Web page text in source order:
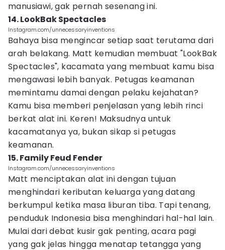
manusiawi, gak pernah sesenang ini.
14. LookBak Spectacles
Instagram.com/unnecessaryinventions
Bahaya bisa mengincar setiap saat terutama dari
arah belakang. Matt kemudian membuat "LookBak
Spectacles", kacamata yang membuat kamu bisa
mengawasi lebih banyak. Petugas keamanan
memintamu damai dengan pelaku kejahatan?
Kamu bisa memberi penjelasan yang lebih rinci
berkat alat ini. Keren! Maksudnya untuk
kacamatanya ya, bukan sikap si petugas
keamanan.
15. Family Feud Fender
Instagram.com/unnecessaryinventions
Matt menciptakan alat ini dengan tujuan
menghindari keributan keluarga yang datang
berkumpul ketika masa liburan tiba. Tapi tenang,
penduduk Indonesia bisa menghindari hal-hal lain.
Mulai dari debat kusir gak penting, acara pagi
yang gak jelas hingga menatap tetangga yang